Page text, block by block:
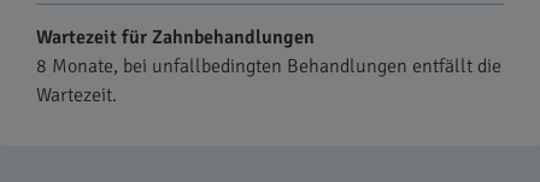
Wartezeit für Zahnbehandlungen
8 Monate, bei unfallbedingten Behandlungen entfällt die
Wartezeit.